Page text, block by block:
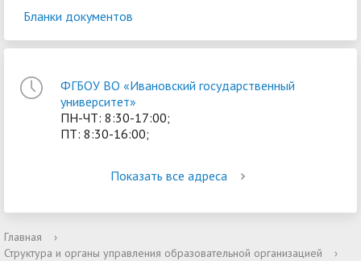
Бланки документов
ФГБОУ ВО «Ивановский государственный
университет»
ПН-ЧТ: 8:30-17:00;
ПТ: 8:30-16:00;
Показать все адреса
Главная
›
Структура и органы управления образовательной организацией
›